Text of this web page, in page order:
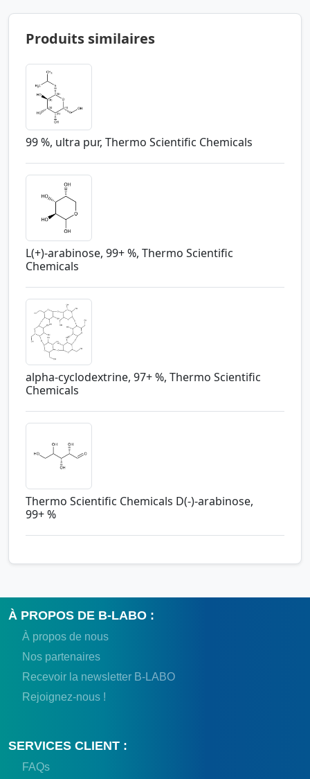
Produits similaires
99 %, ultra pur, Thermo Scientific Chemicals
L(+)-arabinose, 99+ %, Thermo Scientific
Chemicals
alpha-cyclodextrine, 97+ %, Thermo Scientific
Chemicals
Thermo Scientific Chemicals D(-)-arabinose,
99+ %
À PROPOS DE B-LABO :
À propos de nous
Nos partenaires
Recevoir la newsletter B-LABO
Rejoignez-nous !
SERVICES CLIENT :
FAQs